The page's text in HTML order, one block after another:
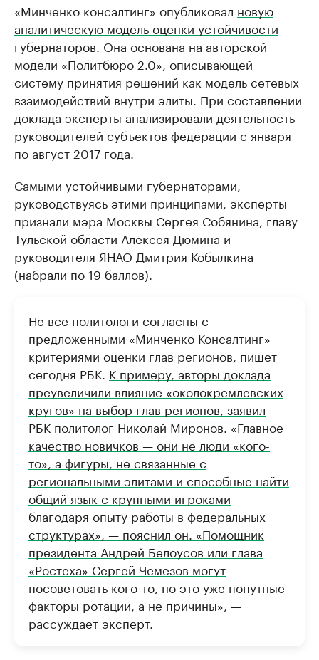
«Минченко консалтинг» опубликовал новую
аналитическую модель оценки устойчивости
губернаторов . Она основана на авторской
модели «Политбюро 2.0», описывающей
систему принятия решений как модель сетевых
взаимодействий внутри элиты. При составлении
доклада эксперты анализировали деятельность
руководителей субъектов федерации с января
по август 2017 года.
Самыми устойчивыми губернаторами,
руководствуясь этими принципами, эксперты
признали мэра Москвы Сергея Собянина, главу
Тульской области Алексея Дюмина и
руководителя ЯНАО Дмитрия Кобылкина
(набрали по 19 баллов).
Не все политологи согласны с
предложенными «Минченко Консалтинг»
критериями оценки глав регионов, пишет
сегодня РБК. К примеру, авторы доклада
преувеличили влияние «околокремлевских
кругов» на выбор глав регионов, заявил
РБК политолог Николай Миронов. «Главное
качество новичков — они не люди «кого-
то», а фигуры, не связанные с
региональными элитами и способные найти
общий язык с крупными игроками
благодаря опыту работы в федеральных
структурах», — пояснил он. «Помощник
президента Андрей Белоусов или глава
«Ростеха» Сергей Чемезов могут
посоветовать кого-то, но это уже попутные
факторы ротации, а не причины», —
рассуждает эксперт.